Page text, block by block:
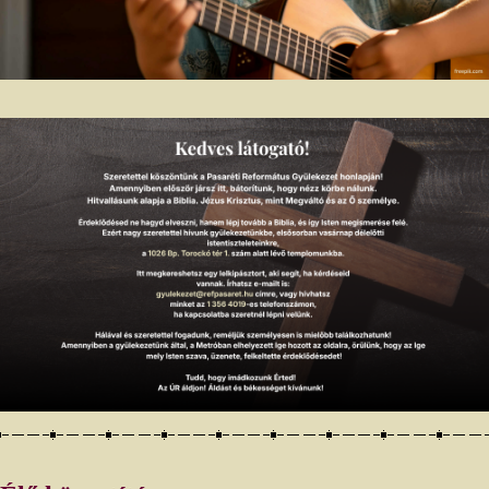
ki-ki a maga családjában.
A papok közé tartozott Jedajá, Jójáríb és Jákín;11Azarjá, Hilkijjá
fia, aki Mesullám fia, aki Cádók fia, aki Merájót fia, aki Ahítúbnak,
12
Jahzérá fia, aki Mesullám fia, aki Mesillémít fia, aki Immér fia volt.
13
Rokonságuk, a családfők ezerhétszázhatvanan voltak, kiváló
emberek Isten háza szolgálatának a munkájában.
A léviták közé tartozott Semajá, Hassúb fia, aki Azríkám fia, aki
Hasabjá fia volt, Merárí fiai közül.
15Bakbakkar, Heres és Gálál,
továbbá Mattanjá, Míká fia, aki Zikrí fia, aki Ászáf fia volt.
Azután
Óbadjá, Semajá fia, aki Gálál fia, aki Jedútún fia volt; meg Berekjá,
Ászá fia, Elkáná unokája, aki a netófáiak falvaiban lakott.
A jeruzsálemi templom kapuőrei
Kapuőrök voltak: Sallúm, Akkúb, Talmón és Ahíman. Testvérük,
még most is ott szolgálnak a keletre néző
királyi kapunál. Ők voltak a kapuőrök Lévi fiainak a táboraiban.
19Sallúm pedig, Kóré fia, aki Ebjászáf fia, aki Kórah fia volt,
testvéreivel együtt, akik a kórahiak családjából származtak, a